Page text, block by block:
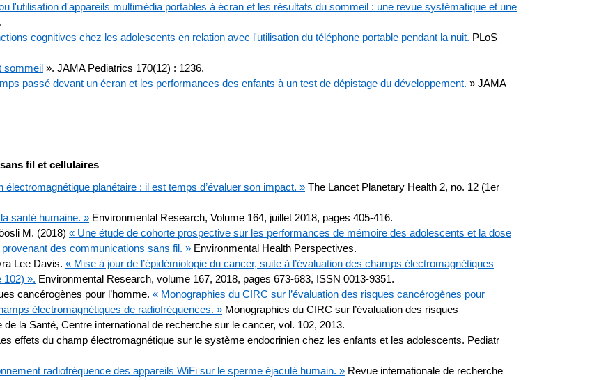
l'utilisation d'appareils multimédia portables à écran et les résultats du sommeil : une revue systématique et une
cognitives chez les adolescents en relation avec l'utilisation du téléphone portable pendant la nuit. PLoS
sommeil ». JAMA Pediatrics 170(12) : 1236.
passé devant un écran et les performances des enfants à un test de dépistage du développement. » JAMA
fil et cellulaires
électromagnétique planétaire : il est temps d’évaluer son impact. » The Lancet Planetary Health 2, no. 12 (1er
santé humaine. » Environmental Research, Volume 164, juillet 2018, pages 405-416.
M. (2018) « Une étude de cohorte prospective sur les performances de mémoire des adolescents et la dose
des communications sans fil. » Environmental Health Perspectives.
Lee Davis. « Mise à jour de l’épidémiologie du cancer, suite à l’évaluation des champs électromagnétiques
102) ». Environmental Research, volume 167, 2018, pages 673-683, ISSN 0013-9351.
cancérogènes pour l’homme. « Monographies du CIRC sur l’évaluation des risques cancérogènes pour
électromagnétiques de radiofréquences. » Monographies du CIRC sur l’évaluation des risques
la Santé, Centre international de recherche sur le cancer, vol. 102, 2013.
effets du champ électromagnétique sur le système endocrinien chez les enfants et les adolescents. Pediatr
radiofréquence des appareils WiFi sur le sperme éjaculé humain. » Revue internationale de recherche